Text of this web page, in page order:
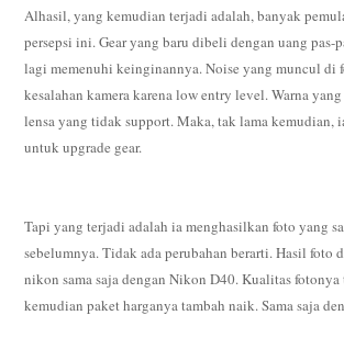
Alhasil, yang kemudian terjadi adalah, banyak
persepsi ini. Gear yang baru dibeli dengan uang pas-
lagi memenuhi keinginannya. Noise yang muncul di
kesalahan kamera karena low entry level. Warna
lensa yang tidak support. Maka, tak lama kemudian,
untuk upgrade gear.
Tapi yang terjadi adalah ia menghasilkan foto yang
sebelumnya. Tidak ada perubahan berarti. Hasil foto
nikon sama saja dengan Nikon D40. Kualitas
kemudian paket harganya tambah naik. Sama saja